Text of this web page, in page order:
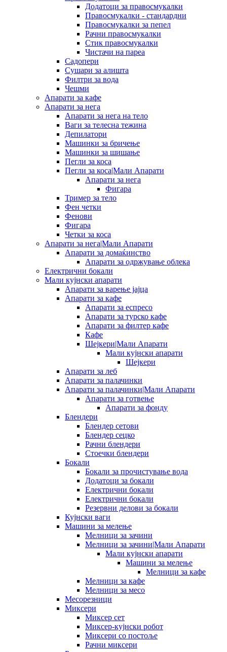
Додатоци за правосмукалки
Правосмукалки - стандардни
Правосмукалки за пепел
Рачни правосмукалки
Стик правосмукалки
Чистачи на пареа
Садопери
Сушари за алишта
Филтри за вода
Чешми
Апарати за кафе
Апарати за нега
Апарати за нега на тело
Ваги за телесна тежина
Депилатори
Машинки за бричење
Машинки за шишање
Пегли за коса
Пегли за коса|Мали Апарати
Апарати за нега
Фигара
Тример за тело
Фен четки
Фенови
Фигара
Четки за коса
Апарати за нега|Мали Апарати
Апарати за домаќинство
Апарати за одржување облека
Електрични бокали
Мали кујнски апарати
Апарати за варење јајца
Апарати за кафе
Апарати за еспресо
Апарати за турско кафе
Апарати за филтер кафе
Кафе
Шејкери|Мали Апарати
Мали кујнски апарати
Шејкери
Апарати за леб
Апарати за палачинки
Апарати за палачинки|Мали Апарати
Апарати за готвење
Апарати за фонду
Блендери
Блендер сетови
Блендер сецко
Рачни блендери
Стоечки блендери
Бокали
Бокали за прочистување вода
Додатоци за бокали
Електрични бокали
Електрични бокали
Резервни делови за бокали
Кујнски ваги
Машини за мелење
Мелници за зачини
Мелници за зачини|Мали Апарати
Мали кујнски апарати
Машини за мелење
Мелници за кафе
Мелници за кафе
Мелници за месо
Месорезници
Миксери
Миксер сет
Миксер-кујнски робот
Миксери со постоље
Рачни миксери